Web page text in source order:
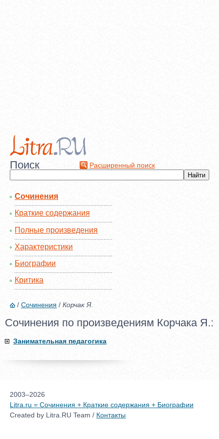
Поиск Расширенный поиск
Сочинения
Краткие содержания
Полные произведения
Характеристики
Биографии
Критика
/ Сочинения / Корчак Я.
Сочинения по произведениям Корчака Я.:
Занимательная педагогика
2003–2026
Litra.ru = Сочинения + Краткие содержания + Биографии
Created by Litra.RU Team / Контакты